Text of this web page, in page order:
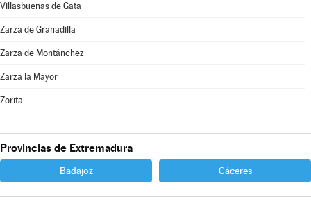
Villasbuenas de Gata
Zarza de Granadilla
Zarza de Montánchez
Zarza la Mayor
Zorita
Provincias de Extremadura
Badajoz Cáceres